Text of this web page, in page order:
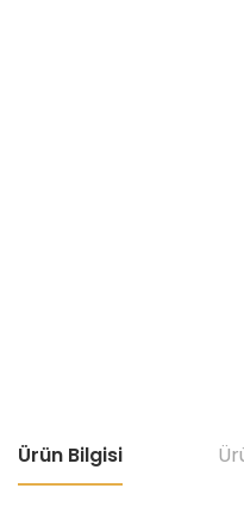
Ürün Bilgisi